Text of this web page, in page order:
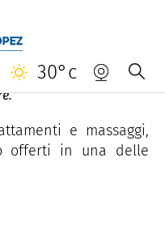
30°c
m2, la Spa Airelles di
e massaggi,
offerti in una delle